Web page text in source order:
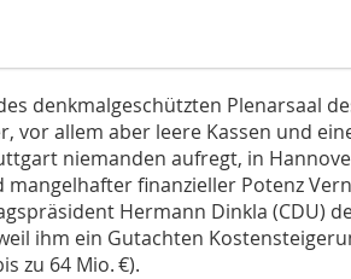
denkmalgeschützten Plenarsaal
vor allem aber leere Kassen und
niemanden aufregt, in
finanzieller Potenz
Hermann Dinkla (CDU)
ihm ein Gutachten
zu 64 Mio. €).